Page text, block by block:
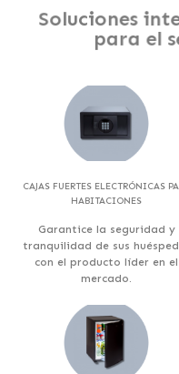
Soluciones
para el
CAJAS FUERTES ELECTRÓNICAS
HABITACIONES
Garantice la seguridad y
tranquilidad de sus
con el producto líder en el
mercado.